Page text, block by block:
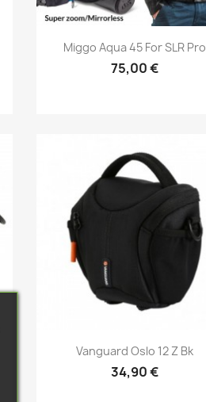
 Aperçu rapide
Miggo Aqua 45 For SLR Pro
75,00 €
Aperçu rapide
Vanguard Oslo 12 Z Bk
34,90 €